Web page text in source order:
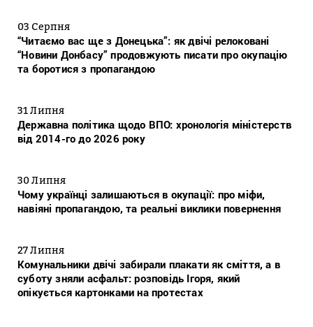
03 Серпня
“Читаємо вас ще з Донецька”: як двічі релоковані
“Новини Донбасу” продовжують писати про окупацію
та боротися з пропагандою
31 Липня
Державна політика щодо ВПО: хронологія міністерств
від 2014-го до 2026 року
30 Липня
Чому українці залишаються в окупації: про міфи,
навіяні пропагандою, та реальні виклики повернення
27 Липня
Комунальники двічі забирали плакати як сміття, а в
суботу зняли асфальт: розповідь Ігоря, який
опікується картонками на протестах